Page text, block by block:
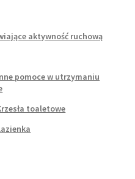
aktywność ruchową
pomoce w utrzymaniu
toaletowe